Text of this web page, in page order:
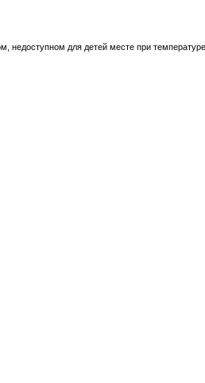
недоступном для детей месте при